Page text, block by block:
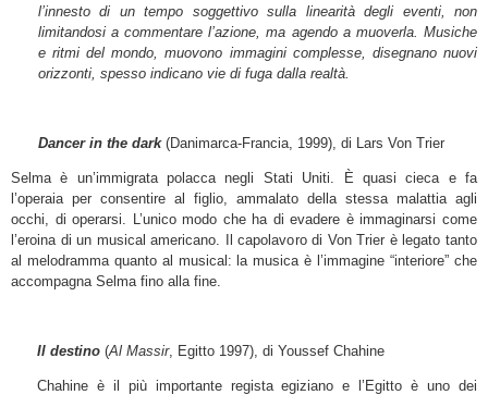
l’innesto di un tempo soggettivo sulla linearità degli eventi, non
limitandosi a commentare l’azione, ma agendo a muoverla. Musiche
e ritmi del mondo, muovono immagini complesse, disegnano nuovi
orizzonti, spesso indicano vie di fuga dalla realtà.
Dancer in the dark(Danimarca-Francia, 1999), di Lars Von Trier
Selma è un’immigrata polacca negli Stati Uniti. È quasi cieca e fa
l’operaia per consentire al figlio, ammalato della stessa malattia agli
occhi, di operarsi. L’unico modo che ha di evadere è immaginarsi come
l’eroina di un musical americano. Il capolavoro di Von Trier è legato tanto
al melodramma quanto al musical: la musica è l’immagine “interiore” che
accompagna Selma fino alla fine.
Il destino (Al Massir, Egitto 1997), di Youssef Chahine
Chahine è il più importante regista egiziano e l’Egitto è uno dei